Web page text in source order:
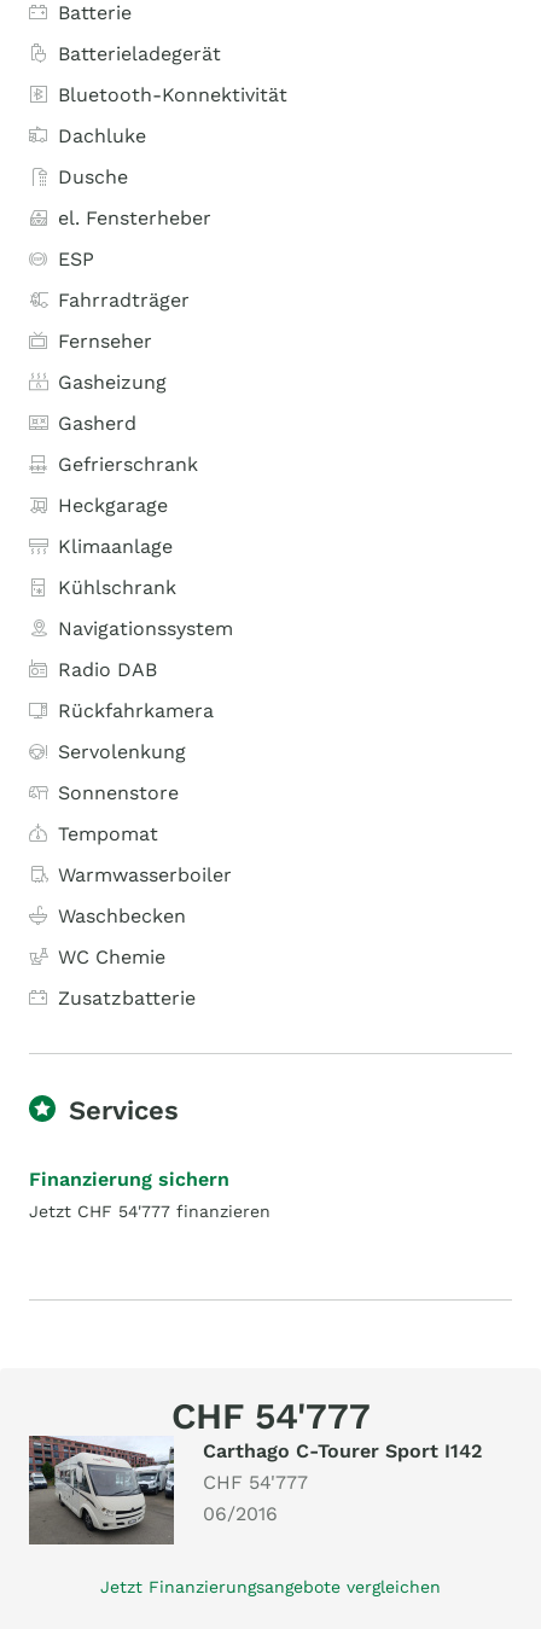
Batterie
Batterieladegerät
Bluetooth-Konnektivität
Dachluke
Dusche
el. Fensterheber
ESP
Fahrradträger
Fernseher
Gasheizung
Gasherd
Gefrierschrank
Heckgarage
Klimaanlage
Kühlschrank
Navigationssystem
Radio DAB
Rückfahrkamera
Servolenkung
Sonnenstore
Tempomat
Warmwasserboiler
Waschbecken
WC Chemie
Zusatzbatterie
Services
Finanzierung sichern
Jetzt CHF 54'777 finanzieren
CHF 54'777
Carthago C-Tourer Sport I142
CHF 54'777
06/2016
Jetzt Finanzierungsangebote vergleichen